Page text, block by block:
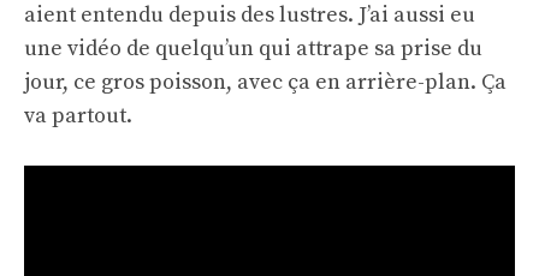
aient entendu depuis des lustres. J’ai aussi eu
une vidéo de quelqu’un qui attrape sa prise du
jour, ce gros poisson, avec ça en arrière-plan. Ça
va partout.